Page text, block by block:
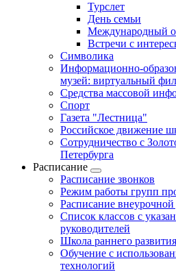
Турслет
День семьи
Международный
Встречи с
Символика
Информационно-
музей: виртуальный
Средства массовой
Спорт
Газета "Лестница"
Российское движение
Сотрудничество с
Петербурга
Расписание
Расписание звонков
Режим работы групп
Расписание внеурочной
Список классов с
руководителей
Школа раннего развития
Обучение с
технологий